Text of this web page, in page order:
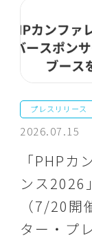
プレスリリース
2026.07.15
「PHPカ
ンス2026」
（7/20開
ター・プ